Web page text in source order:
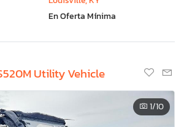
En Oferta Mínima
Utility Vehicle
1/10